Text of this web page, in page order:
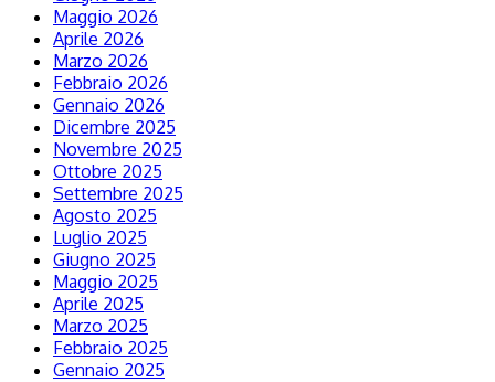
Maggio 2026
Aprile 2026
Marzo 2026
Febbraio 2026
Gennaio 2026
Dicembre 2025
Novembre 2025
Ottobre 2025
Settembre 2025
Agosto 2025
Luglio 2025
Giugno 2025
Maggio 2025
Aprile 2025
Marzo 2025
Febbraio 2025
Gennaio 2025